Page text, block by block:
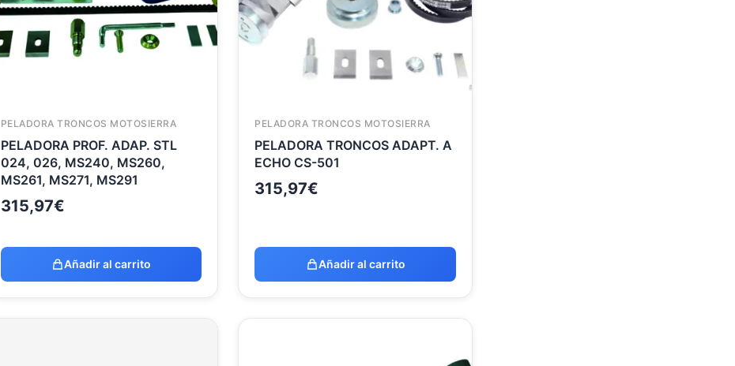
PELADORA TRONCOS MOTOSIERRA
PELADORA PROF. ADAP. STL
024, 026, MS240, MS260,
MS261, MS271, MS291
315,97€
Añadir al carrito
PELADORA TRONCOS MOTOSIERRA
PELADORA TRONCOS ADAPT. A
ECHO CS-501
315,97€
Añadir al carrito